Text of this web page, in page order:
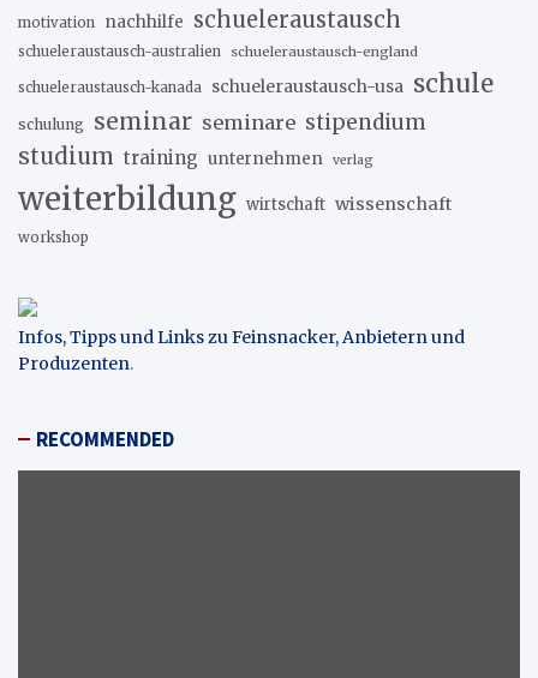
motivation nachhilfe schueleraustausch
schueleraustausch-australien schueleraustausch-england
schueleraustausch-kanada schueleraustausch-usa schule
schulung seminar seminare stipendium
studium training unternehmen verlag
weiterbildung wirtschaft wissenschaft
workshop
Infos, Tipps und Links zu Feinsnacker, Anbietern und
Produzenten.
RECOMMENDED